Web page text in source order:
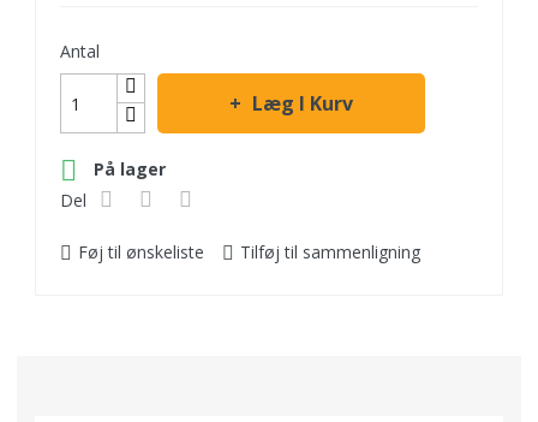
Antal
Læg I Kurv

På lager
Del
Føj til ønskeliste Tilføj til sammenligning